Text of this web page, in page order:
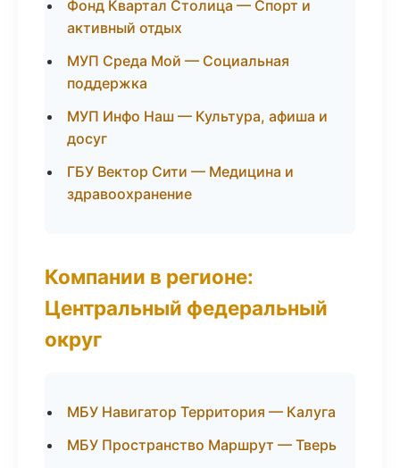
Фонд Квартал Столица — Спорт и
активный отдых
МУП Среда Мой — Социальная
поддержка
МУП Инфо Наш — Культура, афиша и
досуг
ГБУ Вектор Сити — Медицина и
здравоохранение
Компании в регионе:
Центральный федеральный
округ
МБУ Навигатор Территория — Калуга
МБУ Пространство Маршрут — Тверь